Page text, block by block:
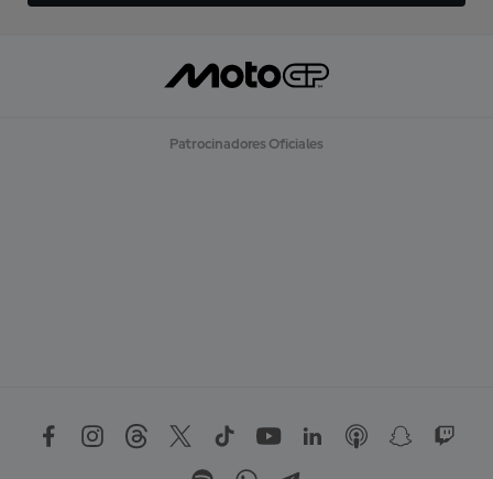
Patrocinadores Oficiales